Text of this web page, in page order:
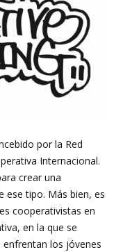
por la Red
Internacional.
crear una
ese tipo. Más bien, es
cooperativistas en
en la que se
enfrentan los jóvenes